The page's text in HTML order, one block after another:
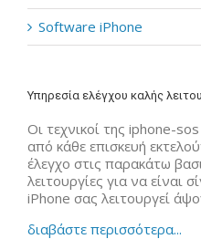
Software iPhone
Υπηρεσία ελέγχου καλής
Οι τεχνικοί της iphone-
από κάθε επισκευή
έλεγχο στις παρακάτω
λειτουργίες για να είναι
iPhone σας λειτουργεί
διαβάστε περισσότερα...